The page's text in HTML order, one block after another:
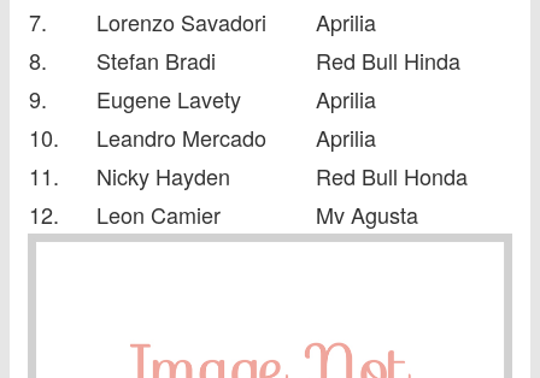
7.
Lorenzo Savadori
Aprilia
8.
Stefan Bradi
Red Bull Hinda
9.
Eugene Lavety
Aprilia
10.
Leandro Mercado
Aprilia
11.
Nicky Hayden
Red Bull Honda
12.
Leon Camier Mv Agusta